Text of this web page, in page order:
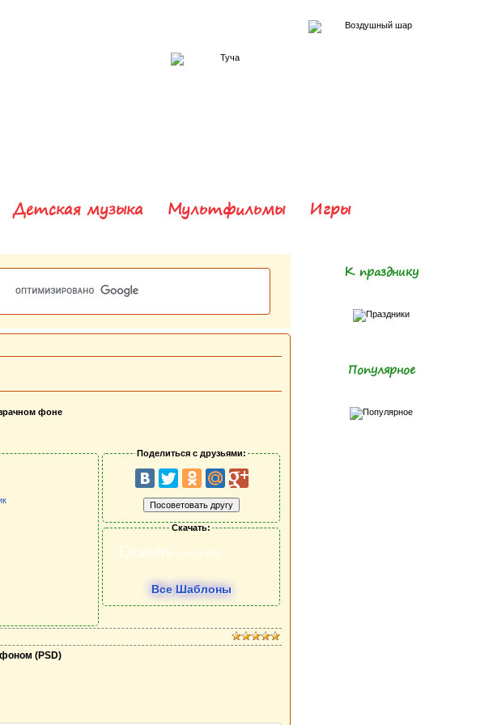
Детская музыка Мультфильмы Игры
фоне
Поделиться с друзьями:
Скачать:
Скачать (56.15 MB)
Все Шаблоны
(PSD)
К празднику
Популярное